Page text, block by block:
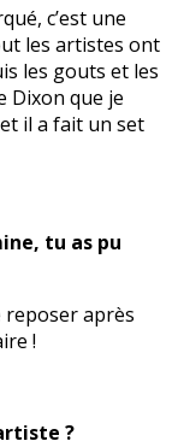
c’est une
les artistes ont
les gouts et les
Dixon que je
il a fait un set
tu as pu
reposer après
!
?